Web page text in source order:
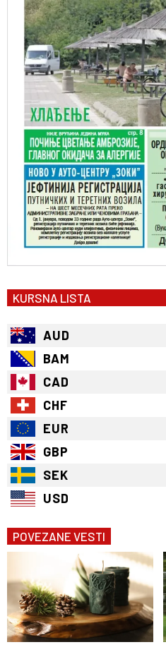
KURSNA LISTA
AUD
BAM
CAD
CHF
EUR
GBP
SEK
USD
POVEZANE VESTI